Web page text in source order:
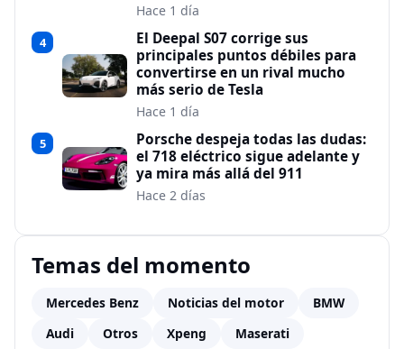
Hace 1 día
4
El Deepal S07 corrige sus
principales puntos débiles para
convertirse en un rival mucho
más serio de Tesla
Hace 1 día
5
Porsche despeja todas las dudas:
el 718 eléctrico sigue adelante y
ya mira más allá del 911
Hace 2 días
Temas del momento
Mercedes Benz Noticias del motor
BMW
Audi
Otros Xpeng Maserati